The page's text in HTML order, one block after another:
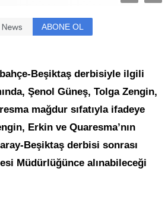
ABONE OL
Beşiktaş derbisiyle ilgili
Şenol Güneş, Tolga Zengin,
mağdur sıfatıyla ifadeye
Erkin ve Quaresma’nın
Beşiktaş derbisi sonrası
Müdürlüğünce alınabileceği